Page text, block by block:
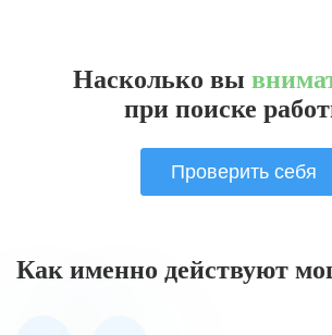
Насколько вы
при поиске
Проверить себя
Как именно действуют